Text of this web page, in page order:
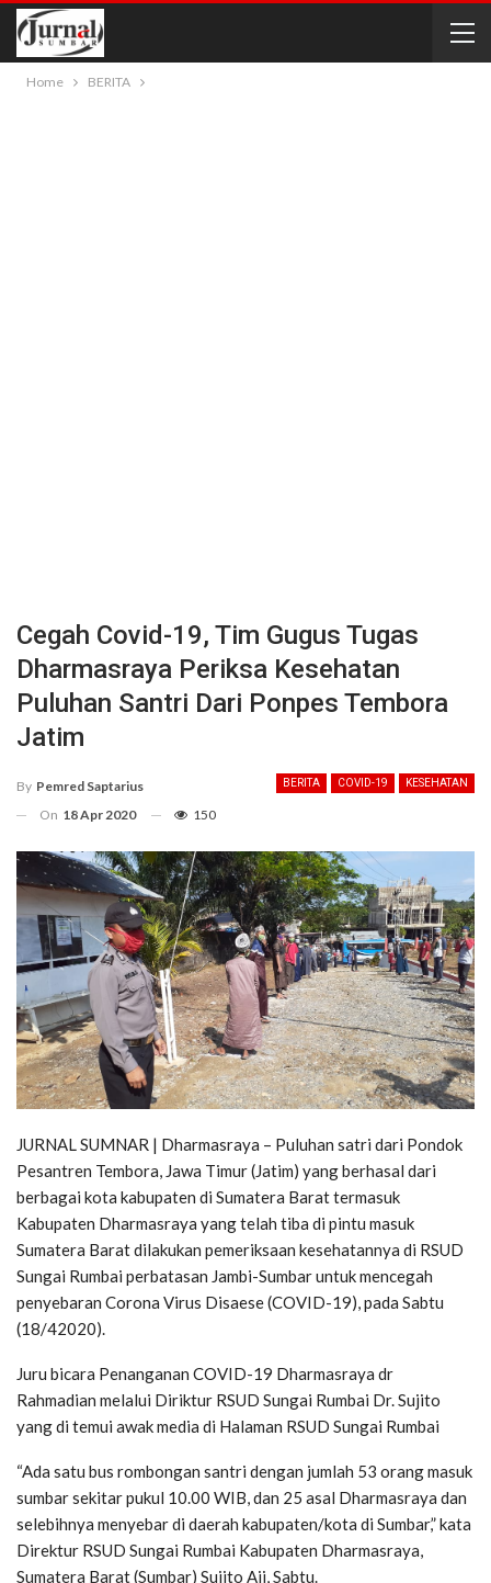
Home BERITA
Cegah Covid-19, Tim Gugus Tugas
Dharmasraya Periksa Kesehatan
Puluhan Santri Dari Ponpes Tembora
Jatim
BERITA COVID-19 KESEHATAN
By Pemred Saptarius
On 18 Apr 2020 150
JURNAL SUMNAR | Dharmasraya – Puluhan satri dari Pondok
Pesantren Tembora, Jawa Timur (Jatim) yang berhasal dari
berbagai kota kabupaten di Sumatera Barat termasuk
Kabupaten Dharmasraya yang telah tiba di pintu masuk
Sumatera Barat dilakukan pemeriksaan kesehatannya di RSUD
Sungai Rumbai perbatasan Jambi-Sumbar untuk mencegah
penyebaran Corona Virus Disaese (COVID-19), pada Sabtu
(18/42020).
Juru bicara Penanganan COVID-19 Dharmasraya dr
Rahmadian melalui Diriktur RSUD Sungai Rumbai Dr. Sujito
yang di temui awak media di Halaman RSUD Sungai Rumbai
“Ada satu bus rombongan santri dengan jumlah 53 orang masuk
sumbar sekitar pukul 10.00 WIB, dan 25 asal Dharmasraya dan
selebihnya menyebar di daerah kabupaten/kota di Sumbar,” kata
Direktur RSUD Sungai Rumbai Kabupaten Dharmasraya,
Sumatera Barat (Sumbar) Sujito Aji, Sabtu.